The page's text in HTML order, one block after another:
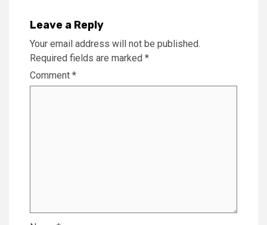
Leave a Reply
Your email address will not be published.
Required fields are marked *
Comment *